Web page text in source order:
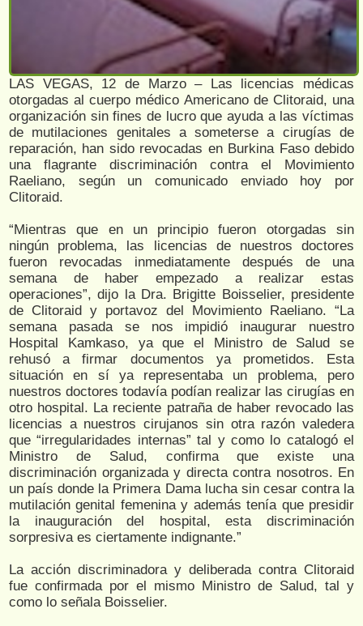
LAS VEGAS, 12 de Marzo – Las licencias médicas
otorgadas al cuerpo médico Americano de Clitoraid, una
organización sin fines de lucro que ayuda a las víctimas
de mutilaciones genitales a someterse a cirugías de
reparación, han sido revocadas en Burkina Faso debido
una flagrante discriminación contra el Movimiento
Raeliano, según un comunicado enviado hoy por
Clitoraid.
“Mientras que en un principio fueron otorgadas sin
ningún problema, las licencias de nuestros doctores
fueron revocadas inmediatamente después de una
semana de haber empezado a realizar estas
operaciones”, dijo la Dra. Brigitte Boisselier, presidente
de Clitoraid y portavoz del Movimiento Raeliano. “La
semana pasada se nos impidió inaugurar nuestro
Hospital Kamkaso, ya que el Ministro de Salud se
rehusó a firmar documentos ya prometidos. Esta
situación en sí ya representaba un problema, pero
nuestros doctores todavía podían realizar las cirugías en
otro hospital. La reciente patraña de haber revocado las
licencias a nuestros cirujanos sin otra razón valedera
que “irregularidades internas” tal y como lo catalogó el
Ministro de Salud, confirma que existe una
discriminación organizada y directa contra nosotros. En
un país donde la Primera Dama lucha sin cesar contra la
mutilación genital femenina y además tenía que presidir
la inauguración del hospital, esta discriminación
sorpresiva es ciertamente indignante.”
La acción discriminadora y deliberada contra Clitoraid
fue confirmada por el mismo Ministro de Salud, tal y
como lo señala Boisselier.